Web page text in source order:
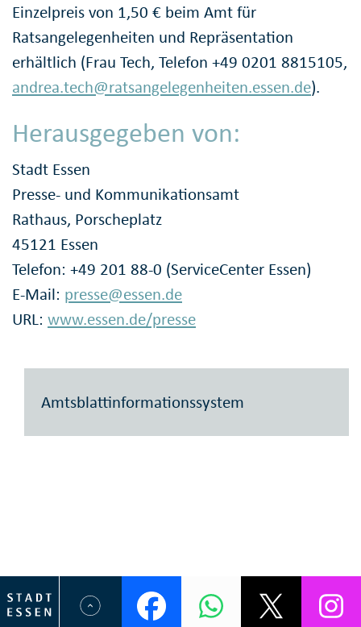
Einzelpreis von 1,50 € beim Amt für
Ratsangelegenheiten und Repräsentation
erhältlich (Frau Tech, Telefon +49 0201 8815105,
andrea.tech@ratsangelegenheiten.essen.de).
Herausgegeben von:
Stadt Essen
Presse- und Kommunikationsamt
Rathaus, Porscheplatz
45121 Essen
Telefon: +49 201 88-0 (ServiceCenter Essen)
E-Mail: presse@essen.de
URL: www.essen.de/presse
Amtsblattinformationssystem